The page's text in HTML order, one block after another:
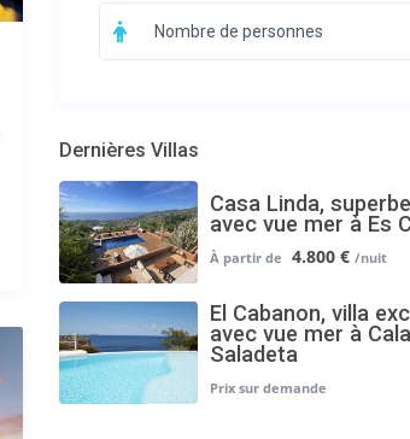
Nombre de personnes
Dernières Villas
Casa Linda,
avec vue mer à Es
4.800 €
El Cabanon, villa
avec vue mer à Cala
Saladeta